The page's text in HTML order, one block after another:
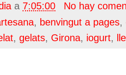
a 7:05:00
No hay
, benvingut a pages,
, gelats, Girona, iogurt,